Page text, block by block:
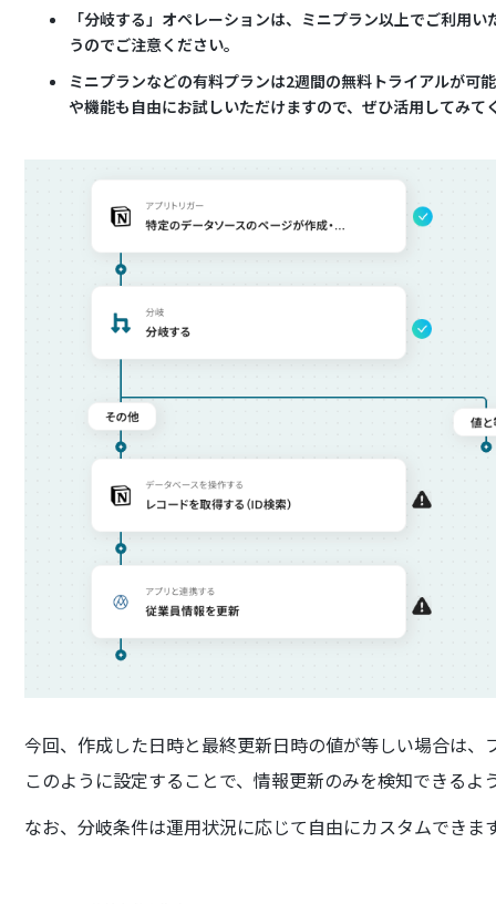
「分岐する」オペレーションは、ミニプラン以上でご利用
うのでご注意ください。
ミニプランなどの有料プランは2週間の無料トライアルが可
や機能も自由にお試しいただけますので、ぜひ活用してみて
今回、作成した日時と最終更新日時の値が等しい場合は
このように設定することで、情報更新のみを検知できるよ
なお、分岐条件は運用状況に応じて自由にカスタムできま